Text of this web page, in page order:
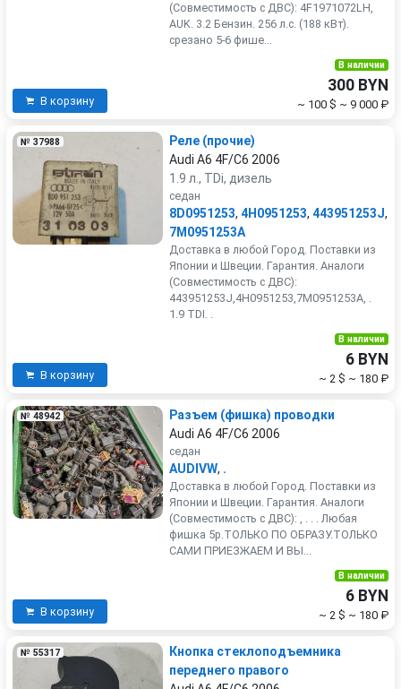
(Совместимость с ДВС): 4F1971072LH,
AUK. 3.2 Бензин. 256 л.с. (188 кВт).
срезано 5-6 фише...
В корзину
В наличии
300 BYN
~ 100 $ ~ 9 000 ₽
№ 37988
Реле (прочие)
Audi A6 4F/C6 2006
1.9 л., TDi, дизель
седан
8D0951253, 4H0951253, 443951253J,
7M0951253A
Доставка в любой Город. Поставки из
Японии и Швеции. Гарантия. Аналоги
(Совместимость с ДВС):
443951253J,4H0951253,7M0951253A, .
1.9 TDI. .
В корзину
В наличии
6 BYN
~ 2 $ ~ 180 ₽
№ 48942
Разъем (фишка) проводки
Audi A6 4F/C6 2006
седан
AUDIVW, .
Доставка в любой Город. Поставки из
Японии и Швеции. Гарантия. Аналоги
(Совместимость с ДВС): , . . . Любая
фишка 5р.ТОЛЬКО ПО ОБРАЗУ.ТОЛЬКО
САМИ ПРИЕЗЖАЕМ И ВЫ...
В корзину
В наличии
6 BYN
~ 2 $ ~ 180 ₽
№ 55317
Кнопка стеклоподъемника
переднего правого